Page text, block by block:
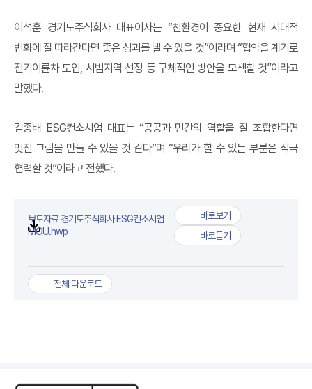
이석훈 경기도주식회사 대표이사는 “친환경이 중요한 현재 시대적
변화에 잘 따라간다면 좋은 성과를 낼 수 있을 것”이라며 “협약을 계기로
전기이륜차 도입, 시범지역 선정 등 구체적인 방안을 모색할 것”이라고
말했다.
김종배 ESG컨소시엄 대표는 “공공과 민간의 역할을 잘 조합한다면
멋진 그림을 만들 수 있을 것 같다”며 “우리가 할 수 있는 부분은 적극
협력할 것”이라고 전했다.
첨부파일
보도자료 경기도주식회사 ESG컨소시엄
MOU.hwp
바로보기
보도자료 경기도주식회사
바로듣기
보도자료 경기도주식회사
전체 다운로드